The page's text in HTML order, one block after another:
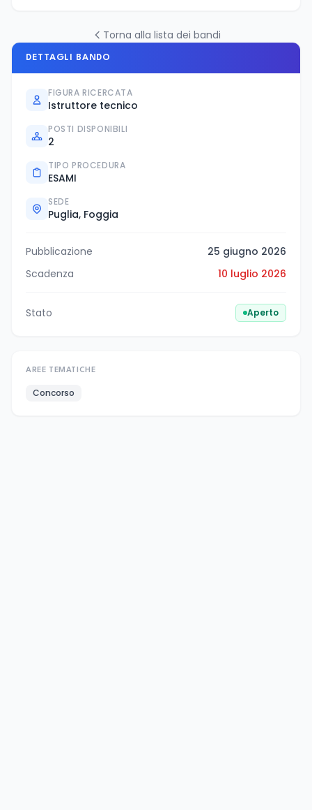
Torna alla lista dei bandi
DETTAGLI BANDO
FIGURA RICERCATA
Istruttore tecnico
POSTI DISPONIBILI
2
TIPO PROCEDURA
ESAMI
SEDE
Puglia, Foggia
Pubblicazione
25 giugno 2026
Scadenza
10 luglio 2026
Stato Aperto
AREE TEMATICHE
Concorso